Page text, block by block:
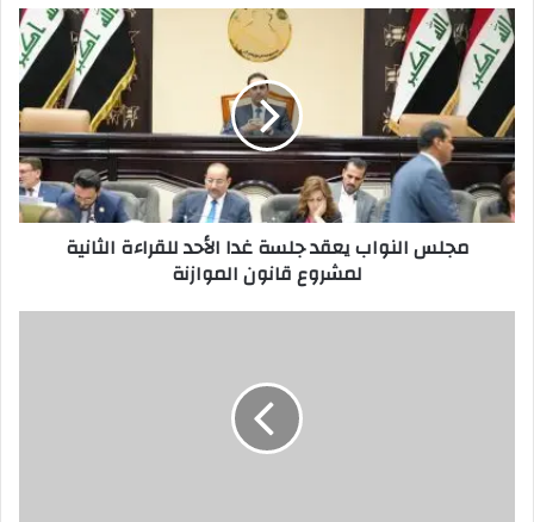
مجلس
النواب
يعقد
جلسة
غدا
الأحد
للقراءة
الثانية
لمشروع
مجلس النواب يعقد جلسة غدا الأحد للقراءة الثانية
لمشروع قانون الموازنة